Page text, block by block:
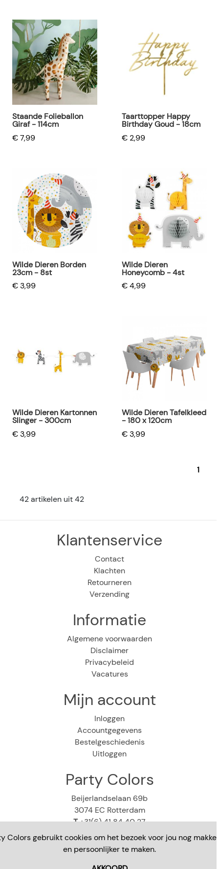
Colors gebruikt cookies om het bezoek voor jou nog
en persoonlijker te maken.
Staande Folieballon
Giraf - 114cm
€ 7,99
Taarttopper Happy
Birthday Goud - 18cm
€ 2,99
Wilde Dieren Borden
23cm - 8st
€ 3,99
Wilde Dieren
Honeycomb - 4st
€ 4,99
Wilde Dieren Kartonnen
Slinger - 300cm
€ 3,99
Wilde Dieren Tafelkleed
- 180 x 120cm
€ 3,99
1
42 artikelen uit 42
Klantenservice
Contact
Klachten
Retourneren
Verzending
Informatie
Algemene voorwaarden
Disclaimer
Privacybeleid
Vacatures
Mijn account
Inloggen
Accountgegevens
Bestelgeschiedenis
Uitloggen
Party Colors
Beijerlandselaan 69b
3074 EC Rotterdam
T+31(6) 41 84 40 27
webshop@partycolors.nl